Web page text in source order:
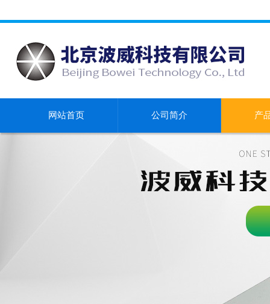
网站首页 公司简介 产